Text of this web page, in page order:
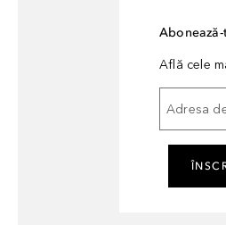
Află cele
Adresa